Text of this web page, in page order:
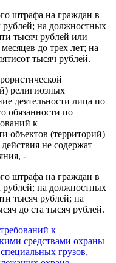
штрафа на граждан в
рублей; на должностных
тысяч рублей или
до трех лет; на
тысяч рублей.
религиозных
деятельности лица по
обязанности по
к
объектов (территорий)
не содержат
-
штрафа на граждан в
рублей; на должностных
тысяч рублей; на
до ста тысяч рублей.
к
средствами охраны
грузов,